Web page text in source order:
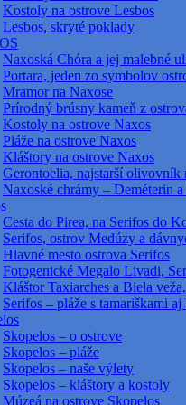
Kostoly na ostrove Lesbos
Lesbos, skryté poklady
Naxoská Chóra a jej malebné
Portara, jeden zo symbolov
Mramor na Naxose
Prírodný brúsny kameň z
Kostoly na ostrove Naxos
Pláže na ostrove Naxos
Kláštory na ostrove Naxos
Gerontoelia, najstarší olivovník
Naxoské chrámy – Deméterin
Cesta do Pirea, na Serifos do
Serifos, ostrov Medúzy a
Hlavné mesto ostrova Serifos
Fotogenické Megalo Livadi,
Kláštor Taxiarches a Biela
Serifos – pláže s tamariškami aj
Skopelos – o ostrove
Skopelos – pláže
Skopelos – naše výlety
Skopelos – kláštory a kostoly
Múzeá na ostrove Skopelos